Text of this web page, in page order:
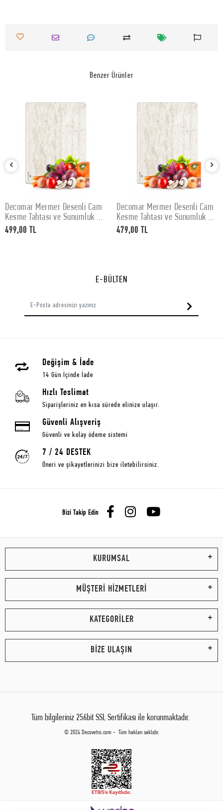
Benzer Ürünler
SEPETE EKLE
Decomar Mermer Desenli Cam
Kesme Tahtası ve Sunumluk 30
x 40 cm
499,00 TL
SEPETE EKLE
Decomar Mermer Desenli Cam
Kesme Tahtası ve Sunumluk 25
x 35 cm
479,00 TL
E-BÜLTEN
Değişim & İade
14 Gün İçinde İade
Hızlı Teslimat
Siparişleriniz en kısa sürede elinize ulaşır.
Güvenli Alışveriş
Güvenli ve kolay ödeme sistemi
7 / 24 DESTEK
Öneri ve şikayetlerinizi bize iletebilirsiniz.
Bizi Takip Edin
KURUMSAL
MÜŞTERİ HİZMETLERİ
KATEGORİLER
BİZE ULAŞIN
Tüm bilgileriniz 256bit SSL Sertifikası ile korunmaktadır.
© 2024 Decovetro.com - Tüm hakları saklıdır.